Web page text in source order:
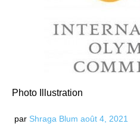
Photo Illustration
par Shraga Blum août 4, 2021